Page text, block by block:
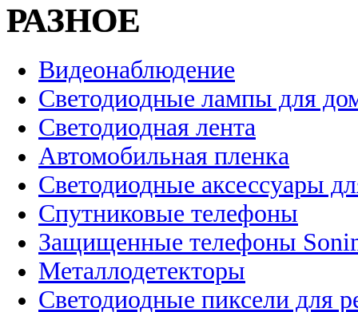
РАЗНОЕ
Видеонаблюдение
Светодиодные лампы для
Светодиодная лента
Автомобильная пленка
Светодиодные аксессуары
Спутниковые телефоны
Защищенные телефоны
Металлодетекторы
Светодиодные пиксели для